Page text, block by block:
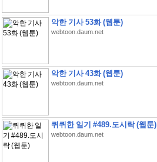
악한 기사 53화 (웹툰)
webtoon.daum.net
악한 기사 43화 (웹툰)
webtoon.daum.net
퀴퀴한 일기 #489.도시락 (웹툰)
webtoon.daum.net